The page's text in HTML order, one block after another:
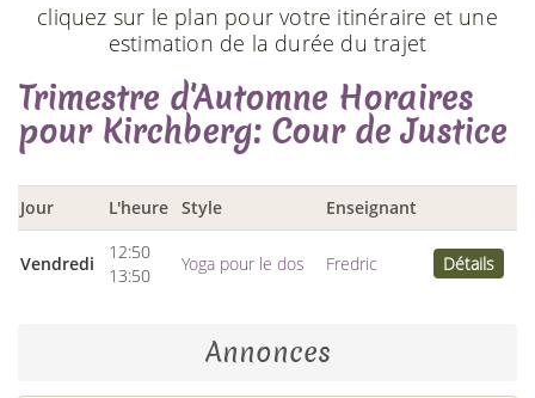
cliquez sur le plan pour votre itinéraire et une
estimation de la durée du trajet
Trimestre d'Automne Horaires
pour Kirchberg: Cour de Justice
Jour L'heure Style Enseignant
Vendredi
12:50
13:50
Yoga pour le dos Fredric Détails
Annonces